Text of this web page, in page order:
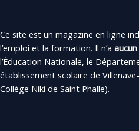
Ce site est un magazine en ligne
l’emploi et la formation. Il n’a
l’Éducation Nationale, le
établissement scolaire de
Collège Niki de Saint Phalle).